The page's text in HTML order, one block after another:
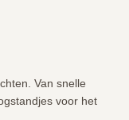
Van snelle
voor het